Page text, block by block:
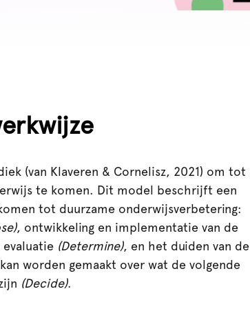
(van Klaveren & Cornelisz, 2021) om tot
te komen. Dit model beschrijft een
tot duurzame onderwijsverbetering:
, ontwikkeling en implementatie van de
(Determine), en het duiden van de
worden gemaakt over wat de volgende
(Decide).